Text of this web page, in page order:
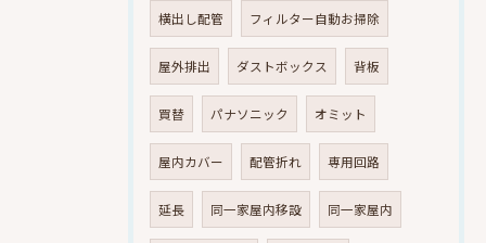
横出し配管 フィルター自動お掃除
屋外排出 ダストボックス 背板
買替 パナソニック オミット
屋内カバー 配管折れ 専用回路
延長 同一家屋内移設 同一家屋内